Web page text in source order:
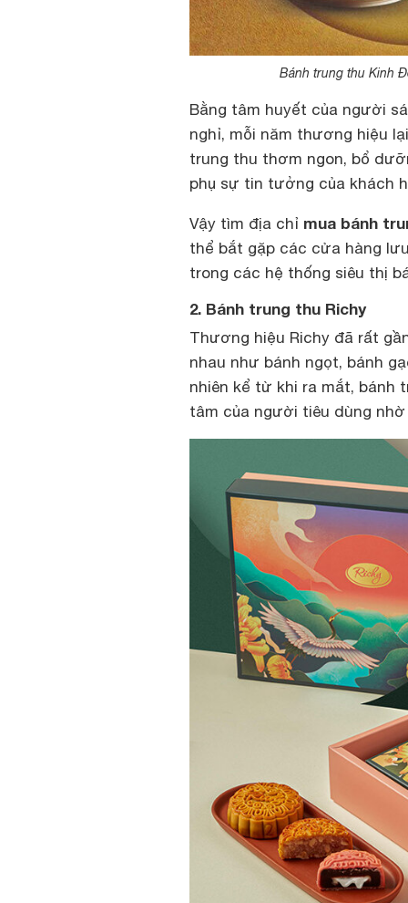
Bánh trung thu Kinh
Bằng tâm huyết của người
nghỉ, mỗi năm thương hiệu
trung thu thơm ngon, bổ
phụ sự tin tưởng của khách
Vậy tìm địa chỉ mua bánh
thể bắt gặp các cửa hàng
trong các hệ thống siêu thị
2. Bánh trung thu Richy
Thương hiệu Richy đã rất
nhau như bánh ngọt, bánh
nhiên kể từ khi ra mắt, bánh
tâm của người tiêu dùng